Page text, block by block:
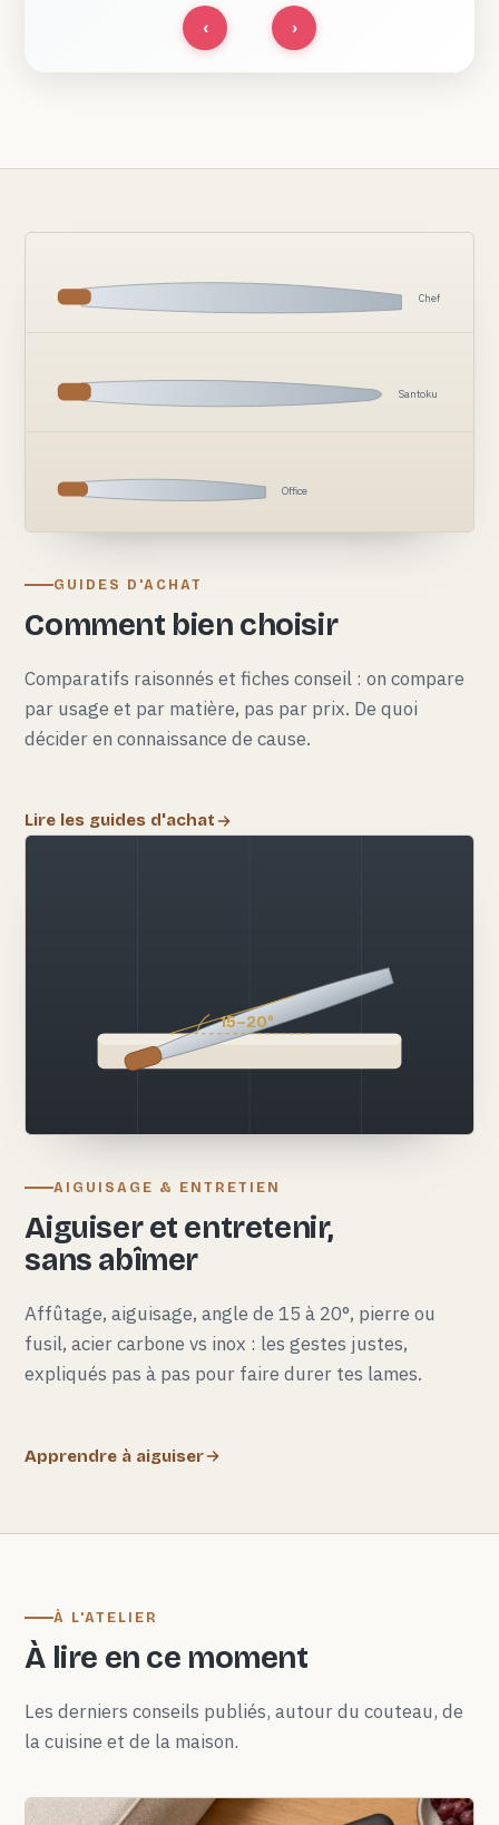
‹ ›
Chef
Santoku
Office
GUIDES D'ACHAT
Comment bien choisir
Comparatifs raisonnés et fiches conseil : on compare
par usage et par matière, pas par prix. De quoi
décider en connaissance de cause.
Lire les guides d'achat
15–20°
AIGUISAGE & ENTRETIEN
Aiguiser et entretenir,
sans abîmer
Affûtage, aiguisage, angle de 15 à 20°, pierre ou
fusil, acier carbone vs inox : les gestes justes,
expliqués pas à pas pour faire durer tes lames.
Apprendre à aiguiser
À L'ATELIER
À lire en ce moment
Les derniers conseils publiés, autour du couteau, de
la cuisine et de la maison.